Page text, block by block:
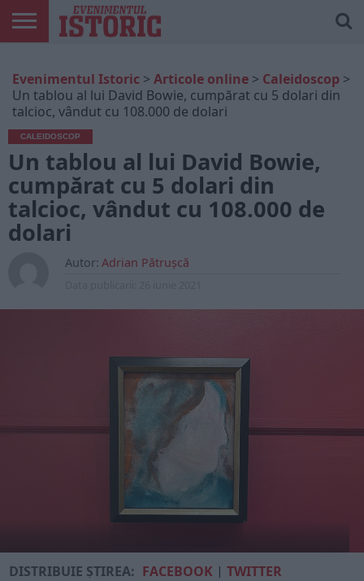
ONLINE
EDIȚII
TIPĂRITE
ISTORIC
PLAY
CONTUL
MEU
Evenimentul Istoric > Articole online > Caleidoscop >
Un tablou al lui David Bowie, cumpărat cu 5 dolari din
talcioc, vândut cu 108.000 de dolari
CALEIDOSCOP
Un tablou al lui David Bowie,
cumpărat cu 5 dolari din
talcioc, vândut cu 108.000 de
dolari
Autor: Adrian Pătrușcă
DISTRIBUIE ȘTIREA: FACEBOOK |TWITTER